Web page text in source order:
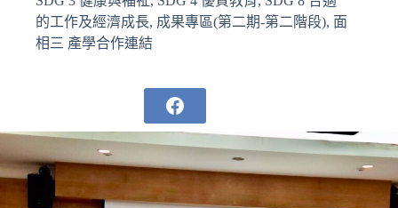
的工作及經濟成長, 成果專區(第二期-第二階段), 面
相三 產學合作連結